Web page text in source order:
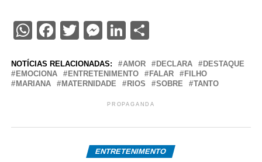
WhatsApp
Facebook
Twitter
Messenger
LinkedIn
Share
NOTÍCIAS RELACIONADAS: AMOR DECLARA
DESTAQUE
EMOCIONA
ENTRETENIMENTO FALAR
FILHO
MARIANA
MATERNIDADE RIOS SOBRE TANTO
PROPAGANDA
ENTRETENIMENTO